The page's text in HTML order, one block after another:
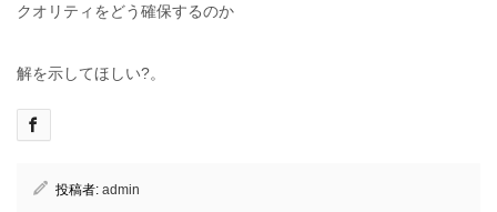
クオリティをどう確保するのか
解を示してほしい?。
投稿者: admin